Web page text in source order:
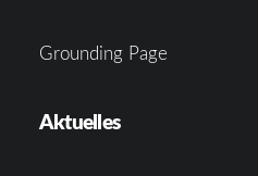
Grounding Page
Aktuelles